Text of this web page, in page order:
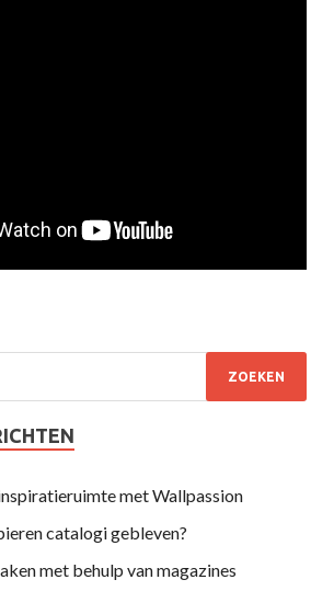
met Wallpassion
catalogi gebleven?
met behulp van magazines